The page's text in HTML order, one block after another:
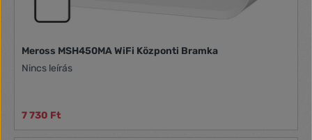
Meross MSH450MA WiFi Központi Bramka
Nincs leírás
7 730 Ft